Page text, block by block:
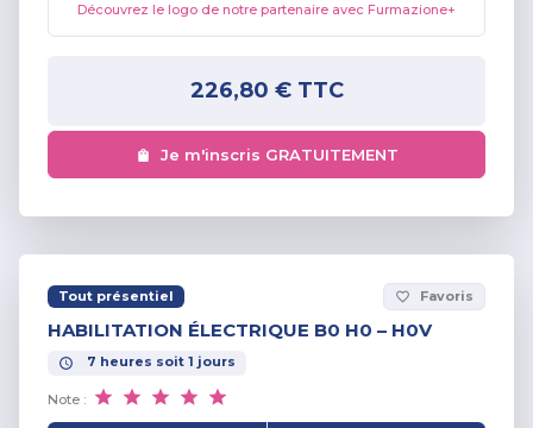
Découvrez le logo de notre partenaire avec Furmazione+
226,80 €TTC
Je m'inscris GRATUITEMENT
Tout présentiel favorite_border Favoris
HABILITATION ÉLECTRIQUE B0 H0 – H0V
7 heures soit 1 jours
Note :